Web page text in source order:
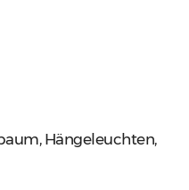
Hängeleuchten,